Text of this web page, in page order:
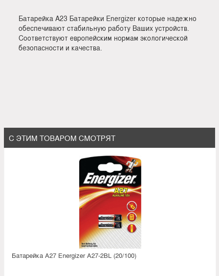
Батарейка А23 Батарейки Energizer которые надежно
обеспечивают стабильную работу Ваших устройств.
Соответствуют европейским нормам экологической
безопасности и качества.
С ЭТИМ ТОВАРОМ СМОТРЯТ
Батарейка А27 Energizer A27-2BL (20/100)